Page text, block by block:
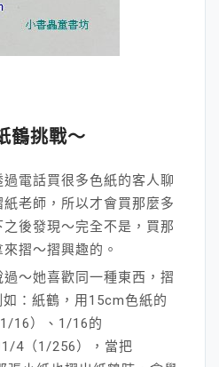
鶴挑戰～
電話買很多色紙的客人聊
老師，所以才會買那麼多
後發現～完全不是，買那
摺～摺興趣的。
～她喜歡同一種東西，摺
：紙鶴，用15cm色紙的
16）、1/16的
4（1/256），當把